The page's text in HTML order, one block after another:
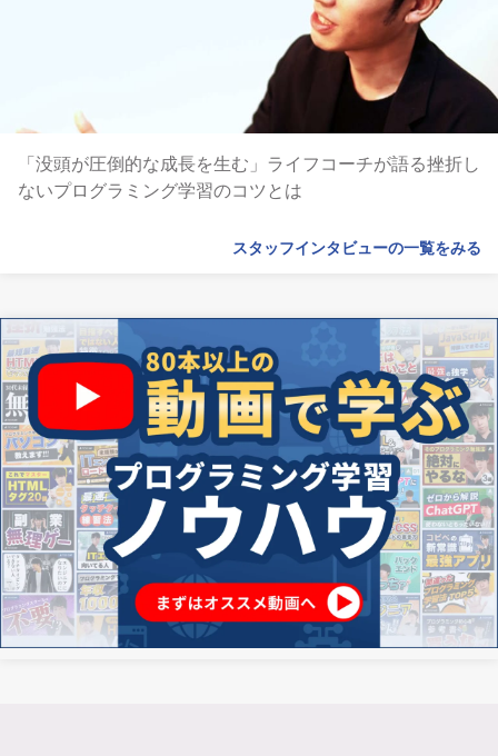
「没頭が圧倒的な成長を生む」ライフコーチが語る挫折し
ないプログラミング学習のコツとは
スタッフインタビューの一覧をみる